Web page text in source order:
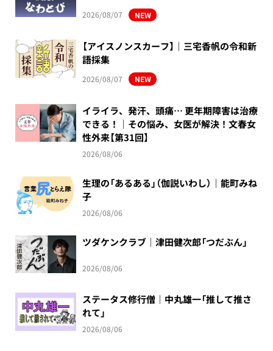
2026/08/07 NEW
【アイスノンスカーフ】｜三宅香帆の令和新
語採集
2026/08/07 NEW
イライラ、発汗、頭痛… 更年期障害は治療
できる！｜その悩み、女医が解決！文春女
性外来【第31回】
2026/08/06
生理の「あるある」（伽説いわし）｜能町みね
子
2026/08/06
ツダケンクラブ｜津田健次郎「つだぶん」
2026/08/06
ステータス修行僧｜中丸雄一「推して推さ
れて」
2026/08/06